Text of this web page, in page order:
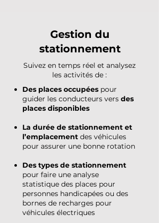
Gestion du
stationnement
Suivez en temps réel et analysez
les activités de :
Des places occupées pour
guider les conducteurs vers des
places disponibles
La durée de stationnement et
l’emplacement des véhicules
pour assurer une bonne rotation
Des types de stationnement
pour faire une analyse
statistique des places pour
personnes handicapées ou des
bornes de recharges pour
véhicules électriques